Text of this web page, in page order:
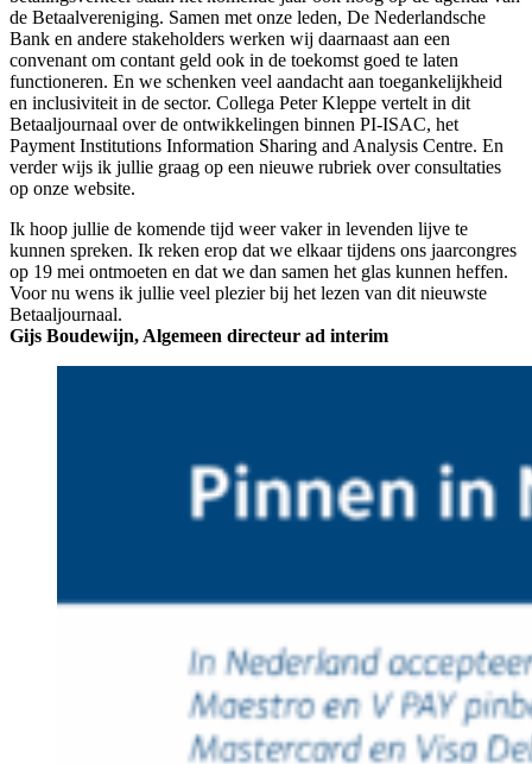
de Betaalvereniging. Samen met onze leden, De Nederlandsche
Bank en andere stakeholders werken wij daarnaast aan een
convenant om contant geld ook in de toekomst goed te laten
functioneren. En we schenken veel aandacht aan toegankelijkheid
en inclusiviteit in de sector. Collega Peter Kleppe vertelt in dit
Betaaljournaal over de ontwikkelingen binnen PI-ISAC, het
Payment Institutions Information Sharing and Analysis Centre. En
verder wijs ik jullie graag op een nieuwe rubriek over consultaties
op onze website.
Ik hoop jullie de komende tijd weer vaker in levenden lijve te
kunnen spreken. Ik reken erop dat we elkaar tijdens ons jaarcongres
op 19 mei ontmoeten en dat we dan samen het glas kunnen heffen.
Voor nu wens ik jullie veel plezier bij het lezen van dit nieuwste
Betaaljournaal.
Gijs Boudewijn, Algemeen directeur ad interim